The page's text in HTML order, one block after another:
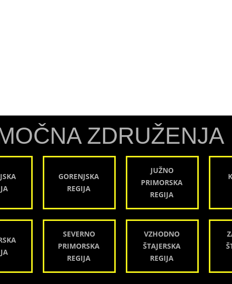
ZDRUŽENJA
GORENJSKA
REGIJA
JUŽNO
PRIMORSKA
REGIJA
SEVERNO
PRIMORSKA
REGIJA
VZHODNO
ŠTAJERSKA
REGIJA